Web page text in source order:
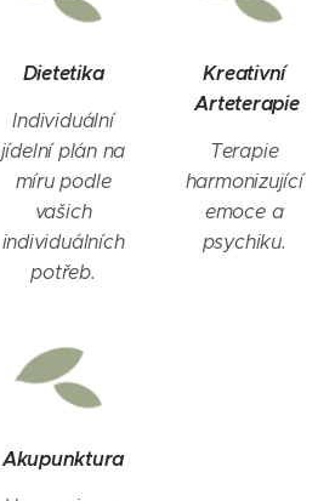
Dietetika
Individuální
jídelní plán na
míru podle
vašich
individuálních
potřeb.
Kreativní
Arteterapie
Terapie
harmonizující
emoce a
psychiku.
Akupunktura